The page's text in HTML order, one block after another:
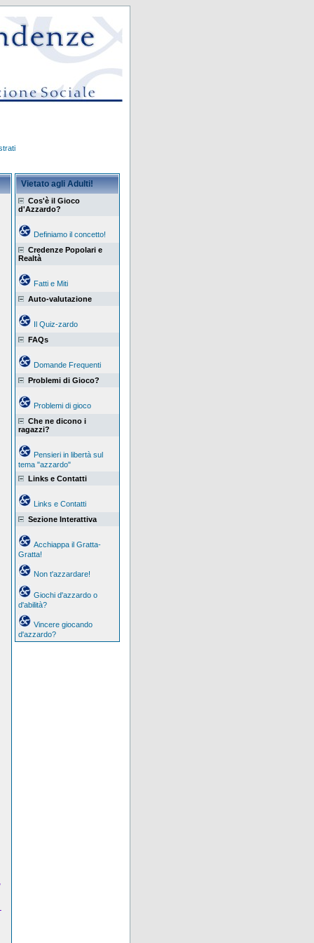
Vietato agli Adulti!
Cos'è il Gioco
d'Azzardo?
Definiamo il concetto!
Credenze Popolari e
Realtà
Fatti e Miti
Auto-valutazione
Il Quiz-zardo
FAQs
Domande Frequenti
Problemi di Gioco?
Problemi di gioco
Che ne dicono i
ragazzi?
Pensieri in libertà sul
tema "azzardo"
Links e Contatti
Links e Contatti
Sezione Interattiva
Acchiappa il Gratta-
Gratta!
Non t'azzardare!
Giochi d'azzardo o
d'abilità?
Vincere giocando
d'azzardo?